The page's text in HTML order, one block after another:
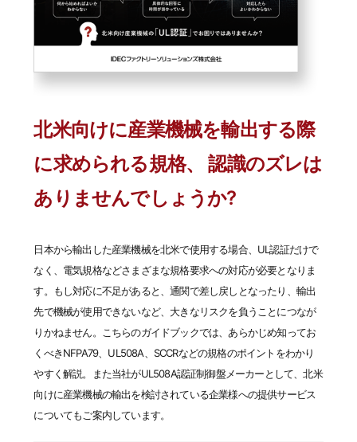
北米向けに産業機械を輸出する際
に求められる規格、認識のズレは
ありませんでしょうか?
日本から輸出した産業機械を北米で使用する場合、UL認証だけで
なく、電気規格などさまざまな規格要求への対応が必要となりま
す。もし対応に不足があると、通関で差し戻しとなったり、輸出
先で機械が使用できないなど、大きなリスクを負うことにつなが
りかねません。こちらのガイドブックでは、あらかじめ知ってお
くべきNFPA79、UL508A、SCCRなどの規格のポイントをわかり
やすく解説。また当社がUL508A認証制御盤メーカーとして、北米
向けに産業機械の輸出を検討されている企業様への提供サービス
についてもご案内しています。